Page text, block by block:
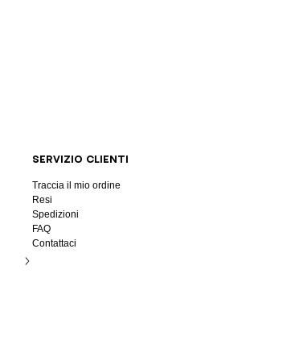
SERVIZIO CLIENTI
Traccia il mio ordine
Resi
Spedizioni
FAQ
Contattaci